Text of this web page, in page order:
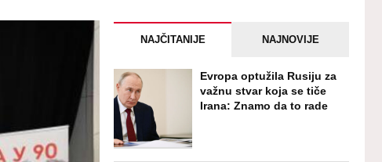
NAJČITANIJE NAJNOVIJE
Evropa optužila Rusiju za
važnu stvar koja se tiče
Irana: Znamo da to rade